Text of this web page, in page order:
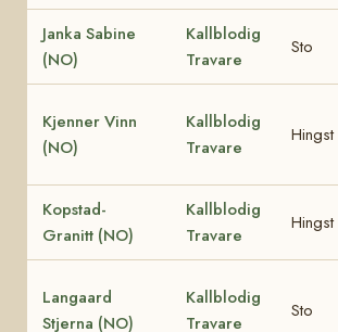
Janka Sabine
(NO)
Kallblodig
Travare
Sto
Kjenner Vinn
(NO)
Kallblodig
Travare
Hingst
Kopstad-
Granitt (NO)
Kallblodig
Travare
Hingst
Langaard
Stjerna (NO)
Kallblodig
Travare
Sto